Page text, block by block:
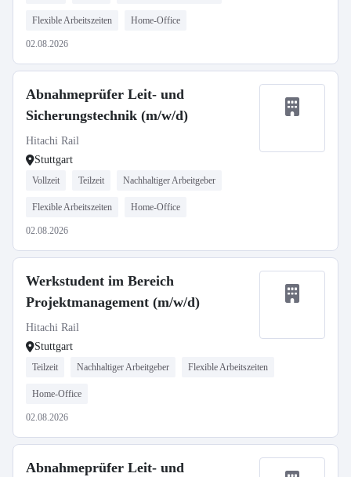
Flexible Arbeitszeiten Home-Office
02.08.2026
Abnahmeprüfer Leit- und
Sicherungstechnik (m/w/d)
Hitachi Rail
Stuttgart
Vollzeit Teilzeit Nachhaltiger Arbeitgeber
Flexible Arbeitszeiten Home-Office
02.08.2026
Werkstudent im Bereich
Projektmanagement (m/w/d)
Hitachi Rail
Stuttgart
Teilzeit Nachhaltiger Arbeitgeber Flexible Arbeitszeiten
Home-Office
02.08.2026
Abnahmeprüfer Leit- und